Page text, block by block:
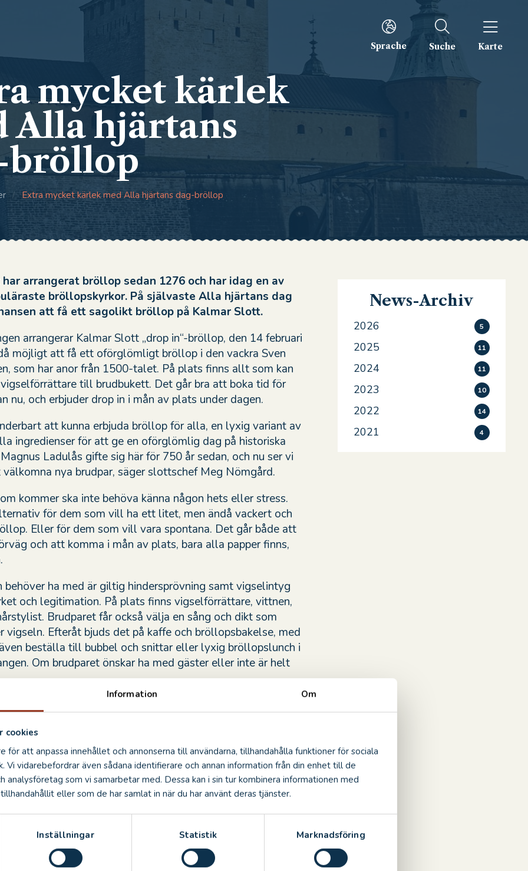
Information Om
cookies
för att anpassa innehållet och annonserna till användarna, tillhandahålla funktioner för sociala
Vi vidarebefordrar även sådana identifierare och annan information från din enhet till de
analysföretag som vi samarbetar med. Dessa kan i sin tur kombinera informationen med
eller som de har samlat in när du har använt deras tjänster.
Inställningar Statistik Marknadsföring
Sprache Suche Karte
mycket kärlek
Alla hjärtans
bröllop
/ Extra mycket kärlek med Alla hjärtans dag-bröllop
arrangerat bröllop sedan 1276 och har idag en av
bröllopskyrkor. På självaste Alla hjärtans dag
att få ett sagolikt bröllop på Kalmar Slott.
arrangerar Kalmar Slott „drop in“-bröllop, den 14 februari
möjligt att få ett oförglömligt bröllop i den vackra Sven
som har anor från 1500-talet. På plats finns allt som kan
till brudbukett. Det går bra att boka tid för
nu, och erbjuder drop in i mån av plats under dagen.
att kunna erbjuda bröllop för alla, en lyxig variant av
ingredienser för att ge en oförglömlig dag på historiska
Ladulås gifte sig här för 750 år sedan, och nu ser vi
nya brudpar, säger slottschef Meg Nömgård.
kommer ska inte behöva känna någon hets eller stress.
för dem som vill ha ett litet, men ändå vackert och
Eller för dem som vill vara spontana. Det går både att
och att komma i mån av plats, bara alla papper finns,
behöver ha med är giltig hindersprövning samt vigselintyg
och legitimation. På plats finns vigselförrättare, vittnen,
Brudparet får också välja en sång och dikt som
vigseln. Efteråt bjuds det på kaffe och bröllopsbakelse, med
beställa till bubbel och snittar eller lyxig bröllopslunch i
Om brudparet önskar ha med gäster eller inte är helt
avslutar Meg Nömgård.
News-Archiv
2026 5
2025 11
2024 11
2023 10
2022 14
2021 4